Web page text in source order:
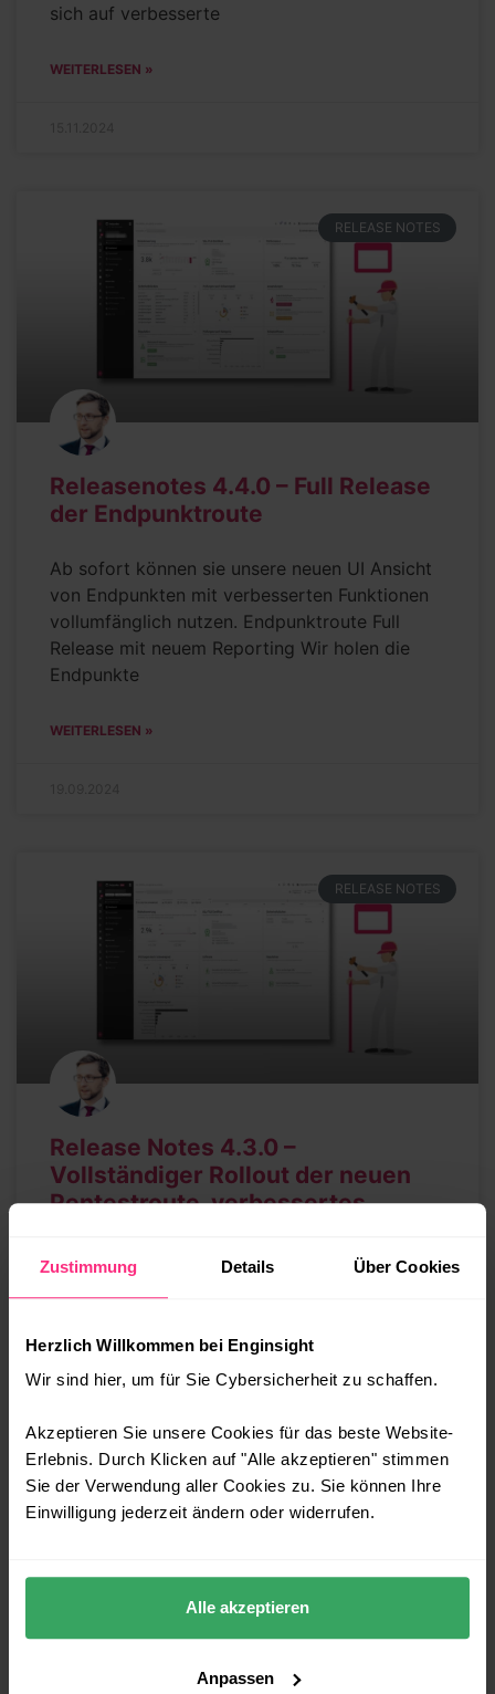
Zustimmung Details Über Cookies
Herzlich Willkommen bei Enginsight
Wir sind hier, um für Sie Cybersicherheit zu schaffen.
Akzeptieren Sie unsere Cookies für das beste Website-
Erlebnis. Durch Klicken auf "Alle akzeptieren" stimmen
Sie der Verwendung aller Cookies zu. Sie können Ihre
Einwilligung jederzeit ändern oder widerrufen.
Alle akzeptieren
Anpassen
sich auf verbesserte
WEITERLESEN »
RELEASE NOTES
Releasenotes 4.4.0 – Full Release
der Endpunktroute
Ab sofort können sie unsere neuen UI Ansicht
von Endpunkten mit verbesserten Funktionen
vollumfänglich nutzen. Endpunktroute Full
Release mit neuem Reporting Wir holen die
Endpunkte
WEITERLESEN »
RELEASE NOTES
Release Notes 4.3.0 –
Vollständiger Rollout der neuen
Pentestroute, verbessertes
Ankündigungen
erheblichen Performance-Verbesserungen
Reporters. Durch den umfassenden Ausbau
Software hat sich die Qualität